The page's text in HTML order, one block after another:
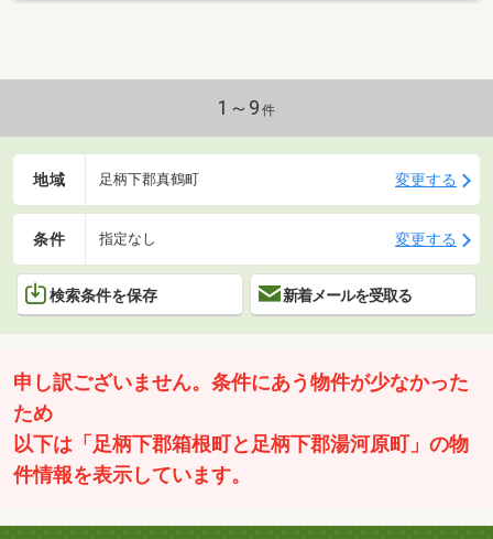
1～9 件
地域 足柄下郡真鶴町 変更する
条件 指定なし 変更する
検索条件を保存 新着メールを受取る
申し訳ございません。条件にあう物件が少なかった
ため
以下は「足柄下郡箱根町と足柄下郡湯河原町」の物
件情報を表示しています。